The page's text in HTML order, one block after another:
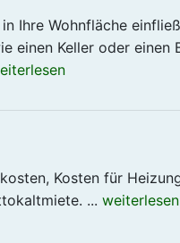
Ihre Wohnfläche
einen Keller oder einen
Kosten für
... weiterlesen